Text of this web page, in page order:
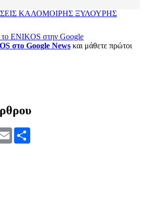
ΚΑΛΟΜΟΙΡΗΣ ΞΥΛΟΥΡΗΣ
ENIKOS στην Google
στο Google News και μάθετε πρώτοι
Email